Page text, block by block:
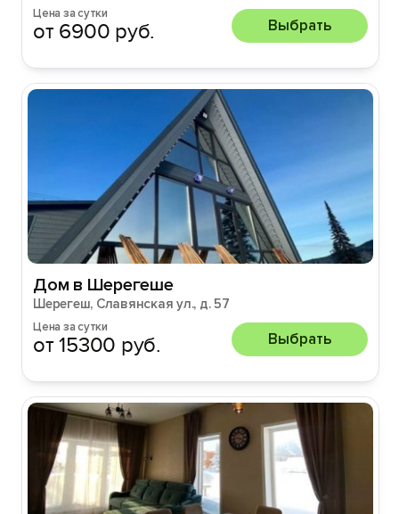
Цена за сутки
от 6900 руб. Выбрать
Дом в Шерегеше
Шерегеш, Славянская ул., д. 57
Цена за сутки
от 15300 руб. Выбрать